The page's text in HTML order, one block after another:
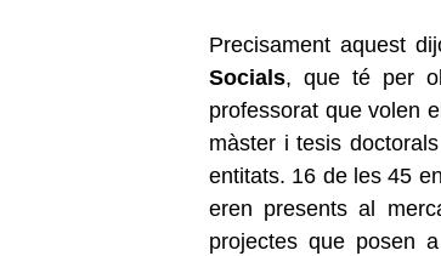
Precisament aquest
Socials, que té per
professorat que volen
màster i tesis
entitats. 16 de les 45
eren presents al
projectes que posen